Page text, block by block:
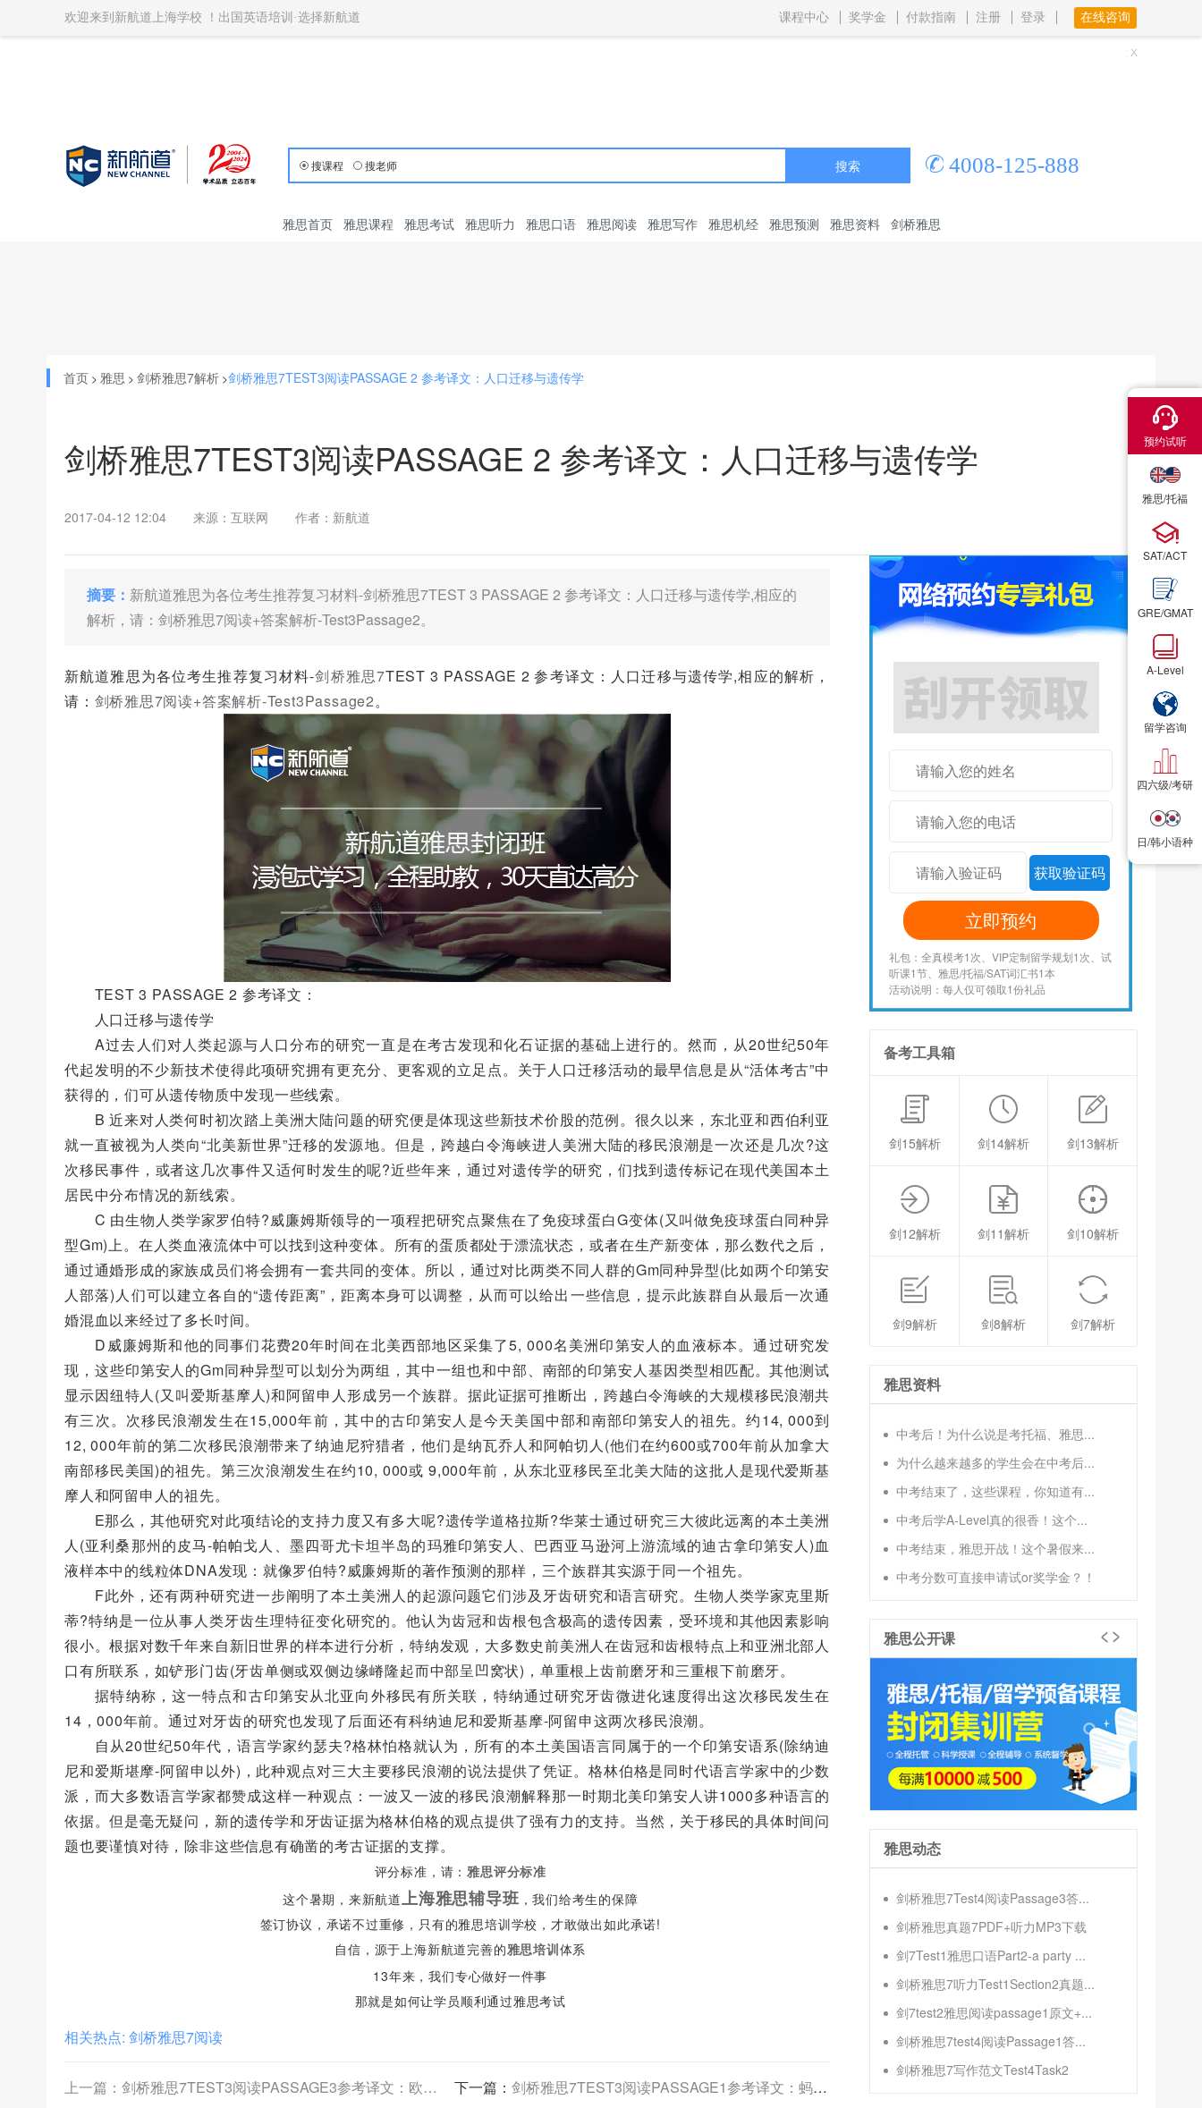
欢迎来到新航道上海学校 ！出国英语培训·选择新航道 课程中心 奖学金 付款指南 注册 登录 在线咨询
搜课程 搜老师 搜索 4008-125-888
雅思首页 雅思课程 雅思考试 雅思听力 雅思口语 雅思阅读 雅思写作 雅思机经 雅思预测 雅思资料 剑桥雅思
首页 > 雅思 > 剑桥雅思7解析 >剑桥雅思7TEST3阅读PASSAGE 2 参考译文：人口迁移与遗传学
剑桥雅思7TEST3阅读PASSAGE 2 参考译文：人口迁移与遗传学
2017-04-12 12:04 来源：互联网 作者：新航道
摘要： 新航道雅思为各位考生推荐复习材料-剑桥雅思7TEST 3 PASSAGE 2 参考译文：人口迁移与遗传学,相应的
解析，请：剑桥雅思7阅读+答案解析-Test3Passage2。
新航道雅思为各位考生推荐复习材料-剑桥雅思7TEST 3 PASSAGE 2 参考译文：人口迁移与遗传学,相应的解析，
请： 剑桥雅思7阅读+答案解析-Test3Passage2。
TEST 3 PASSAGE 2 参考译文：
人口迁移与遗传学
A过去人们对人类起源与人口分布的研究一直是在考古发现和化石证据的基础上进行的。然而，从20世纪50年
代起发明的不少新技术使得此项研究拥有更充分、更客观的立足点。关于人口迁移活动的最早信息是从“活体考古”中
获得的，们可从遗传物质中发现一些线索。
B 近来对人类何时初次踏上美洲大陆问题的研究便是体现这些新技术价股的范例。很久以来，东北亚和西伯利亚
就一直被视为人类向“北美新世界”迁移的发源地。但是，跨越白令海峡进人美洲大陆的移民浪潮是一次还是几次?这
次移民事件，或者这几次事件又适何时发生的呢?近些年来，通过对遗传学的研究，们找到遗传标记在现代美国本土
居民中分布情况的新线索。
C 由生物人类学家罗伯特?威廉姆斯领导的一项程把研究点聚焦在了免疫球蛋白G变体(又叫做免疫球蛋白同种异
型Gm)上。在人类血液流体中可以找到这种变体。所有的蛋质都处于漂流状态，或者在生产新变体，那么数代之后，
通过通婚形成的家族成员们将会拥有一套共同的变体。所以，通过对比两类不同人群的Gm同种异型(比如两个印第安
人部落)人们可以建立各自的“遗传距离”，距离本身可以调整，从而可以给出一些信息，提示此族群自从最后一次通
婚混血以来经过了多长吋间。
D威廉姆斯和他的同事们花费20年时间在北美西部地区采集了5, 000名美洲印第安人的血液标本。通过研究发
现，这些印第安人的Gm同种异型可以划分为两组，其中一组也和中部、南部的印第安人基因类型相匹配。其他测试
显示因纽特人(又叫爱斯基摩人)和阿留申人形成另一个族群。据此证据可推断出，跨越白令海峡的大规模移民浪潮共
有三次。次移民浪潮发生在15,000年前，其中的古印第安人是今天美国中部和南部印第安人的祖先。约14, 000到
12, 000年前的第二次移民浪潮带来了纳迪尼狩猎者，他们是纳瓦乔人和阿帕切人(他们在约600或700年前从加拿大
南部移民美国)的祖先。第三次浪潮发生在约10, 000或 9,000年前，从东北亚移民至北美大陆的这批人是现代爱斯基
摩人和阿留申人的祖先。
E那么，其他研究对此项结论的支持力度又有多大呢?遗传学道格拉斯?华莱士通过研究三大彼此远离的本土美洲
人(亚利桑那州的皮马-帕帕戈人、墨四哥尤卡坦半岛的玛雅印第安人、巴西亚马逊河上游流域的迪古拿印第安人)血
液样本中的线粒体DNA发现：就像罗伯特?威廉姆斯的著作预测的那样，三个族群其实源于同一个祖先。
F此外，还有两种研究进一步阐明了本土美洲人的起源问题它们涉及牙齿研究和语言研究。生物人类学家克里斯
蒂?特纳是一位从事人类牙齿生理特征变化研究的。他认为齿冠和齿根包含极高的遗传因素，受环境和其他因素影响
很小。根据对数千年来自新旧世界的样本进行分析，特纳发观，大多数史前美洲人在齿冠和齿根特点上和亚洲北部人
口有所联系，如铲形门齿(牙齿单侧或双侧边缘嵴隆起而中部呈凹窝状)，单重根上齿前磨牙和三重根下前磨牙。
据特纳称，这一特点和古印第安从北亚向外移民有所关联，特纳通过研究牙齿微进化速度得出这次移民发生在
14，000年前。通过对牙齿的研究也发现了后面还有科纳迪尼和爱斯基摩-阿留申这两次移民浪潮。
自从20世纪50年代，语言学家约瑟夫?格林怕格就认为，所有的本土美国语言同属于的一个印第安语系(除纳迪
尼和爱斯堪摩-阿留申以外)，此种观点对三大主要移民浪潮的说法提供了凭证。格林伯格是同时代语言学家中的少数
派，而大多数语言学家都赞成这样一种观点：一波又一波的移民浪潮解释那一时期北美印第安人讲1000多种语言的
依据。但是毫无疑问，新的遗传学和牙齿证据为格林伯格的观点提供了强有力的支持。当然，关于移民的具体时间问
题也要谨慎对待，除非这些信息有确凿的考古证据的支撑。
评分标准，请：雅思评分标准
这个暑期，来新航道上海雅思辅导班 ，我们给考生的保障
签订协议，承诺不过重修，只有的雅思培训学校，才敢做出如此承诺!
自信，源于上海新航道完善的雅思培训 体系
13年来，我们专心做好一件事
那就是如何让学员顺利通过雅思考试
相关热点: 剑桥雅思7阅读
上一篇： 剑桥雅思7TEST3阅读PASSAGE3参考译文：欧洲森林保护计划 下一篇： 剑桥雅思7TEST3阅读PASSAGE1参考译文：蚂蚁智能
获取验证码
立即预约
礼包：全真模考1次、VIP定制留学规划1次、试
听课1节、雅思/托福/SAT词汇书1本
活动说明：每人仅可领取1份礼品
备考工具箱
剑15解析 剑14解析 剑13解析
剑12解析 剑11解析 剑10解析
剑9解析 剑8解析 剑7解析
雅思资料
中考后！为什么说是考托福、雅思...
为什么越来越多的学生会在中考后...
中考结束了，这些课程，你知道有...
中考后学A-Level真的很香！这个...
中考结束，雅思开战！这个暑假来...
中考分数可直接申请试or奖学金？！
雅思公开课
雅思动态
剑桥雅思7Test4阅读Passage3答...
剑桥雅思真题7PDF+听力MP3下载
剑7Test1雅思口语Part2-a party ...
剑桥雅思7听力Test1Section2真题...
剑7test2雅思阅读passage1原文+...
剑桥雅思7test4阅读Passage1答...
剑桥雅思7写作范文Test4Task2
预约试听
雅思/托福
SAT/ACT
GRE/GMAT
A-Level
留学咨询
四六级/考研
日/韩小语种
×
忘记密码?
请勿将帐号信息提供给他人/机构
预约试听
雅思/托福
SAT/ACT
GRE/GMAT
A-Level
留学咨询
四六级/考研
日/韩小语种
×